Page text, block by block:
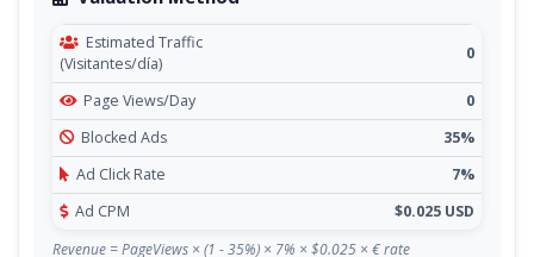
Estimated Traffic
(Visitantes/día)
0
Page Views/Day
0
Blocked Ads
35%
Ad Click Rate
7%
Ad CPM
$0.025 USD
Revenue = PageViews × (1 - 35%) × 7% × $0.025 × € rate